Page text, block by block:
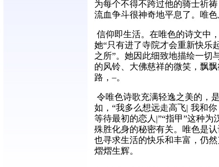
为每个不得不跨过他的骑士祈
流血争斗很神奇地平息了。唯
信仰即生活。在唯色的诗文中
她“只有进了寺院才会重新快乐
之所”。她因此细致地描绘一切
的风铃、大佛慈祥的微笑，飘
路，–。
令唯色诗歌充满轻逸之美的，
如，“我多么想远走高飞| 我和
等待最初的恋人|”“指甲”这种
殊胜化身的秘密有关。唯色是
也寻求生活的快乐和丰富，仍
熠熠生辉。